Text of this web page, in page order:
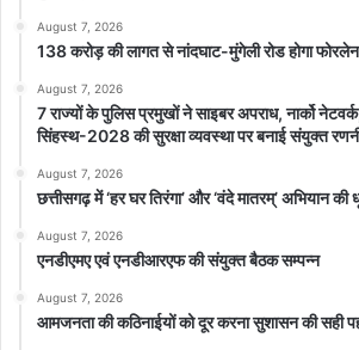
August 7, 2026
138 करोड़ की लागत से नांदघाट-मुंगेली रोड होगा फोरलेन
August 7, 2026
7 राज्यों के पुलिस प्रमुखों ने साइबर अपराध, नार्को
सिंहस्थ-2028 की सुरक्षा व्यवस्था पर बनाई संयुक्त
August 7, 2026
छत्तीसगढ़ में ‘हर घर तिरंगा’ और ‘वंदे मातरम्’ अभियान की
August 7, 2026
एनडीएमए एवं एनडीआरएफ की संयुक्त बैठक सम्पन्न
August 7, 2026
आमजनता की कठिनाईयों को दूर करना सुशासन की सही